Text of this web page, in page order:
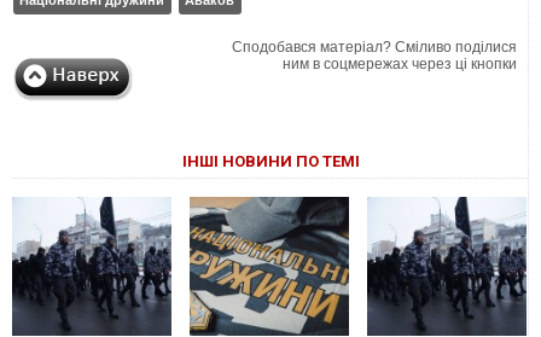
Сподобався матеріал? Сміливо поділися
ним в соцмережах через ці кнопки
ІНШІ НОВИНИ ПО ТЕМІ